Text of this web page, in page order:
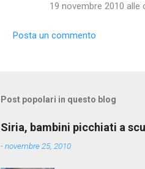
19 novembre 2010 alle
Posta un commento
Post popolari in questo blog
Siria, bambini picchiati a
-novembre 25, 2010